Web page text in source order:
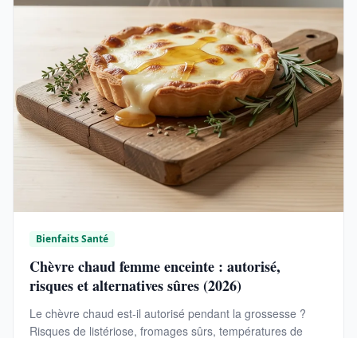
Bienfaits Santé
Chèvre chaud femme enceinte : autorisé,
risques et alternatives sûres (2026)
Le chèvre chaud est-il autorisé pendant la grossesse ?
Risques de listériose, fromages sûrs, températures de